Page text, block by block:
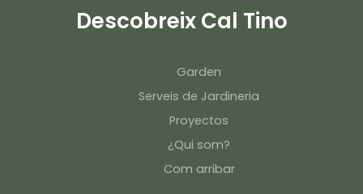
Descobreix Cal Tino
Garden
Serveis de Jardineria
Proyectos
¿Qui som?
Com arribar